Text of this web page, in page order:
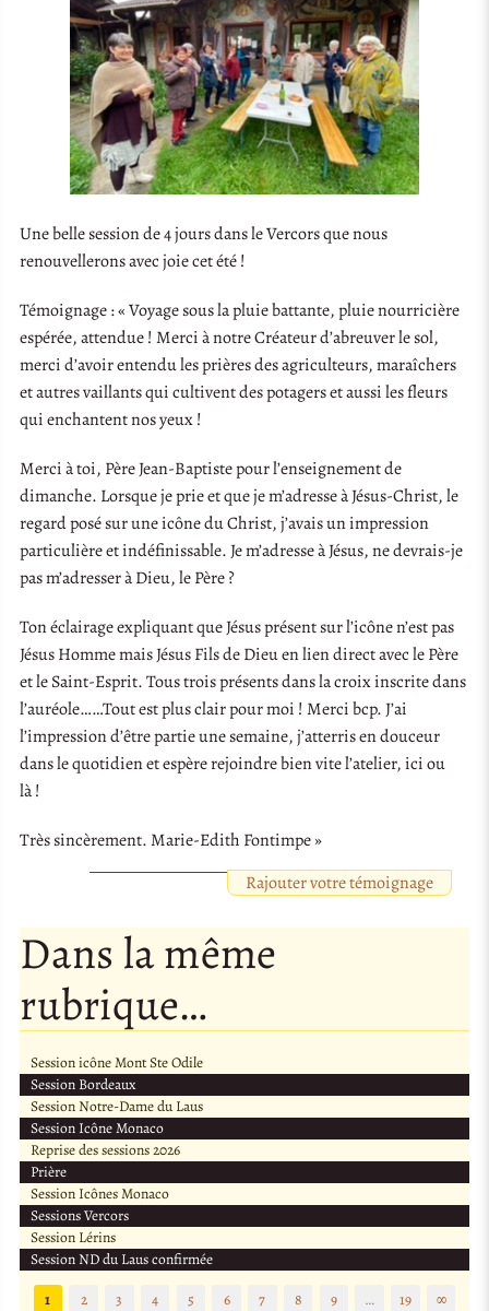
Une belle session de 4 jours dans le Vercors que nous
renouvellerons avec joie cet été !
Témoignage : « Voyage sous la pluie battante, pluie nourricière
espérée, attendue ! Merci à notre Créateur d’abreuver le sol,
merci d’avoir entendu les prières des agriculteurs, maraîchers
et autres vaillants qui cultivent des potagers et aussi les fleurs
qui enchantent nos yeux !
Merci à toi, Père Jean-Baptiste pour l’enseignement de
dimanche. Lorsque je prie et que je m’adresse à Jésus-Christ, le
regard posé sur une icône du Christ, j’avais un impression
particulière et indéfinissable. Je m’adresse à Jésus, ne devrais-je
pas m’adresser à Dieu, le Père ?
Ton éclairage expliquant que Jésus présent sur l’icône n’est pas
Jésus Homme mais Jésus Fils de Dieu en lien direct avec le Père
et le Saint-Esprit. Tous trois présents dans la croix inscrite dans
l’auréole……Tout est plus clair pour moi ! Merci bcp. J’ai
l’impression d’être partie une semaine, j’atterris en douceur
dans le quotidien et espère rejoindre bien vite l’atelier, ici ou
là !
Très sincèrement. Marie-Edith Fontimpe »
Rajouter votre témoignage
Dans la même
rubrique…
Session icône Mont Ste Odile
Session Bordeaux
Session Notre-Dame du Laus
Session Icône Monaco
Reprise des sessions 2026
Prière
Session Icônes Monaco
Sessions Vercors
Session Lérins
Session ND du Laus confirmée
1
2 3 4 5 6 7 8 9 … 19 ∞